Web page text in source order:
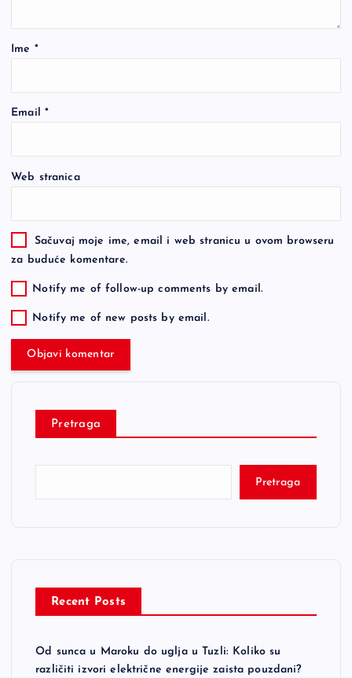
Ime *
Email *
Web stranica
Sačuvaj moje ime, email i web stranicu u ovom browseru
za buduće komentare.
Notify me of follow-up comments by email.
Notify me of new posts by email.
Pretraga
Pretraga
Recent Posts
Od sunca u Maroku do uglja u Tuzli: Koliko su
različiti izvori električne energije zaista pouzdani?